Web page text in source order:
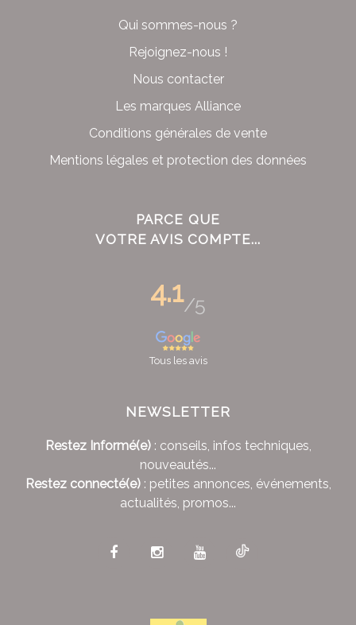
Qui sommes-nous ?
Rejoignez-nous !
Nous contacter
Les marques Alliance
Conditions générales de vente
Mentions légales et protection des données
PARCE QUE
VOTRE AVIS COMPTE...
4.1/5
Tous les avis
NEWSLETTER
Restez Informé(e): conseils, infos techniques,
nouveautés...
Restez connecté(e): petites annonces, événements,
actualités, promos...